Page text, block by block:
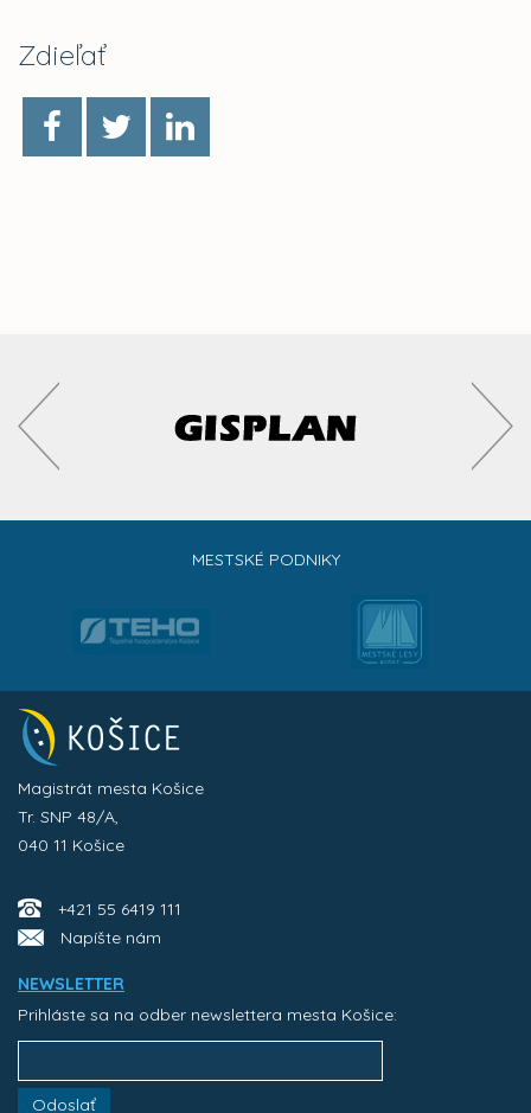
Zdieľať
MESTSKÉ PODNIKY
Magistrát mesta Košice
Tr. SNP 48/A,
040 11 Košice
+421 55 6419 111
Napíšte nám
NEWSLETTER
Prihláste sa na odber newslettera mesta Košice:
Odoslať